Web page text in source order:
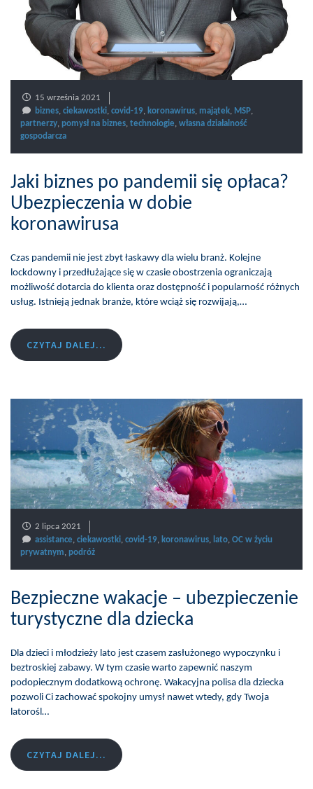
15 września 2021
biznes, ciekawostki, covid-19, koronawirus, majątek, MSP,
partnerzy, pomysł na biznes, technologie, własna działalność
gospodarcza
Jaki biznes po pandemii się opłaca?
Ubezpieczenia w dobie
koronawirusa
Czas pandemii nie jest zbyt łaskawy dla wielu branż. Kolejne
lockdowny i przedłużające się w czasie obostrzenia ograniczają
możliwość dotarcia do klienta oraz dostępność i popularność różnych
usług. Istnieją jednak branże, które wciąż się rozwijają,…
CZYTAJ DALEJ...
2 lipca 2021
assistance ciekawostki covid-19 koronawirus lato OC w życiu
prywatnym podróż
Bezpieczne wakacje – ubezpieczenie
turystyczne dla dziecka
Dla dzieci i młodzieży lato jest czasem zasłużonego wypoczynku i
beztroskiej zabawy. W tym czasie warto zapewnić naszym
podopiecznym dodatkową ochronę. Wakacyjna polisa dla dziecka
pozwoli Ci zachować spokojny umysł nawet wtedy, gdy Twoja
latorośl…
CZYTAJ DALEJ...